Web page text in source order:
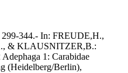
344.- In: FREUDE,H.,
& KLAUSNITZER,B.:
1: Carabidae
(Heidelberg/Berlin),